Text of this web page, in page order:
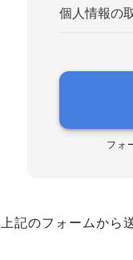
個人情報の
フォ
上記のフォームから